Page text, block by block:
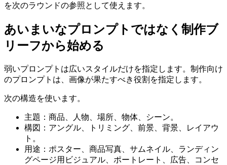
を次のラウンドの参照として使えます。
あいまいなプロンプトではなく制作ブ
リーフから始める
弱いプロンプトは広いスタイルだけを指定します。制作向け
のプロンプトは、画像が果たすべき役割を指定します。
次の構造を使います。
主題：商品、人物、場所、物体、シーン。
構図：アングル、トリミング、前景、背景、レイアウ
ト。
用途：ポスター、商品写真、サムネイル、ランディン
グページ用ビジュアル、ポートレート、広告、コンセ